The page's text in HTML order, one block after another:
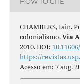
CHAMBERS, Iain.
colonialismo.Via
2010. DOI:
https://
Acesso em: 7 aug.